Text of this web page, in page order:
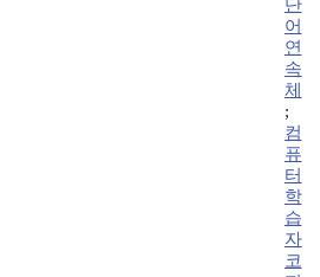
단
어
연
속
체
;
컴
퓨
터
학
습
자
코